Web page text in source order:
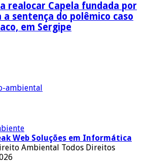
realocar Capela fundada por
a sentença do polêmico caso
em Sergipe
Web Soluções em Informática
Ambiental Todos Direitos